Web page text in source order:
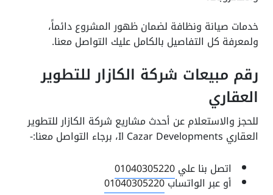
خدمات صيانة ونظافة لضمان ظهور المشروع دائماً،
ولمعرفة كل التفاصيل بالكامل عليك التواصل معنا.
رقم مبيعات شركة الكازار للتطوير
العقاري
للحجز والاستعلام عن أحدث مشاريع شركة الكازار للتطوير
العقاري Il Cazar Developments، برجاء التواصل معنا:-
اتصل بنا علي01040305220
أو عبر الواتساب01040305220